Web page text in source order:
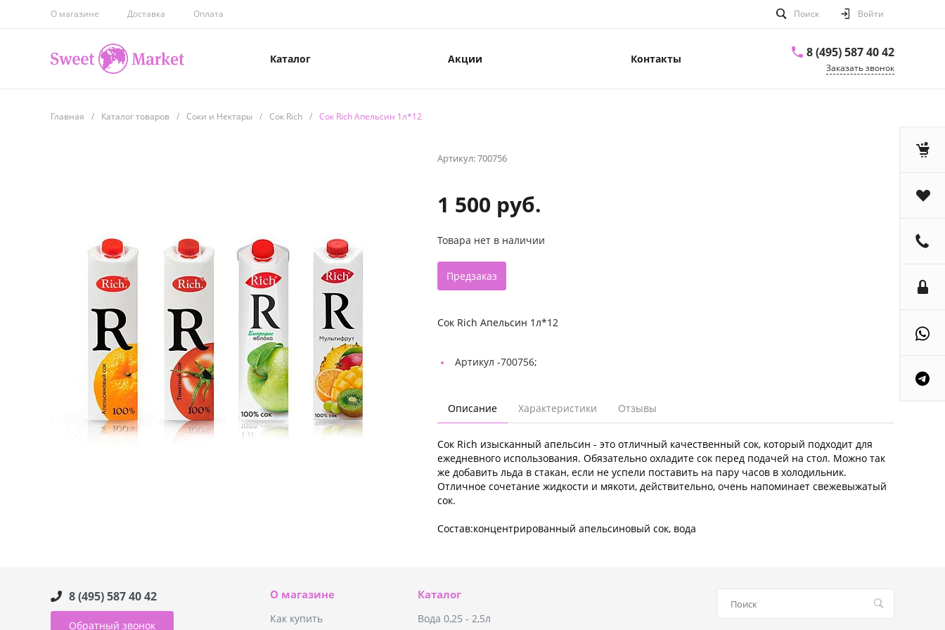
О магазине Доставка Оплата Поиск Войти
Каталог Акции Контакты 8 (495) 587 40 42
Заказать звонок
Главная / Каталог товаров / Соки и Нектары / Сок Rich / Сок Rich Апельсин 1л*12
Артикул:700756
1 500 руб.
Товара нет в наличии
Предзаказ
Сок Rich Апельсин 1л*12
Артикул -700756;
Описание Характеристики Отзывы
Сок Rich изысканный апельсин - это отличный качественный сок, который подходит для
ежедневного использования. Обязательно охладите сок перед подачей на стол. Можно так
же добавить льда в стакан, если не успели поставить на пару часов в холодильник.
Отличное сочетание жидкости и мякоти, действительно, очень напоминает свежевыжатый
сок.
Состав:концентрированный апельсиновый сок, вода
8 (495) 587 40 42
Обратный звонок
О магазине
Как купить
Каталог
Вода 0,25 - 2,5л